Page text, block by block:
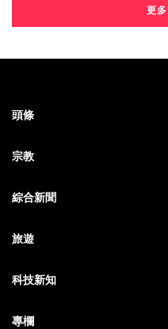
更
頭條
宗教
綜合新聞
旅遊
科技新知
專欄